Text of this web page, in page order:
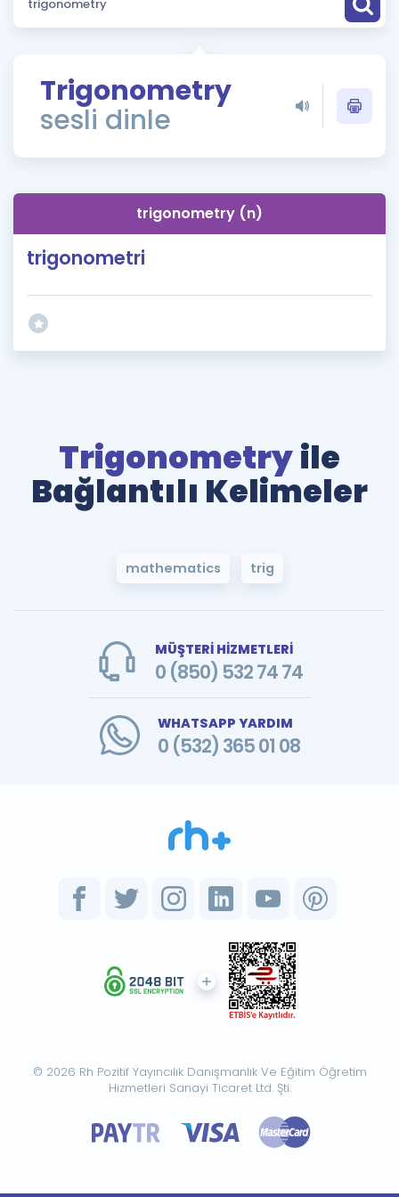
Puan Hesaplama
ÖSYM Sınav Takvimi
Kampanyalar
İngilizce Gramer
Trigonometry
sesli dinle
trigonometry (n)
trigonometri
Trigonometryile
Bağlantılı Kelimeler
mathematics trig
MÜŞTERİ HİZMETLERİ
0 (850) 532 74 74
WHATSAPP YARDIM
0 (532) 365 01 08
© 2026 Rh Pozitif Yayıncılık Danışmanlık Ve Eğitim Öğretim
Hizmetleri Sanayi Ticaret Ltd. Şti.